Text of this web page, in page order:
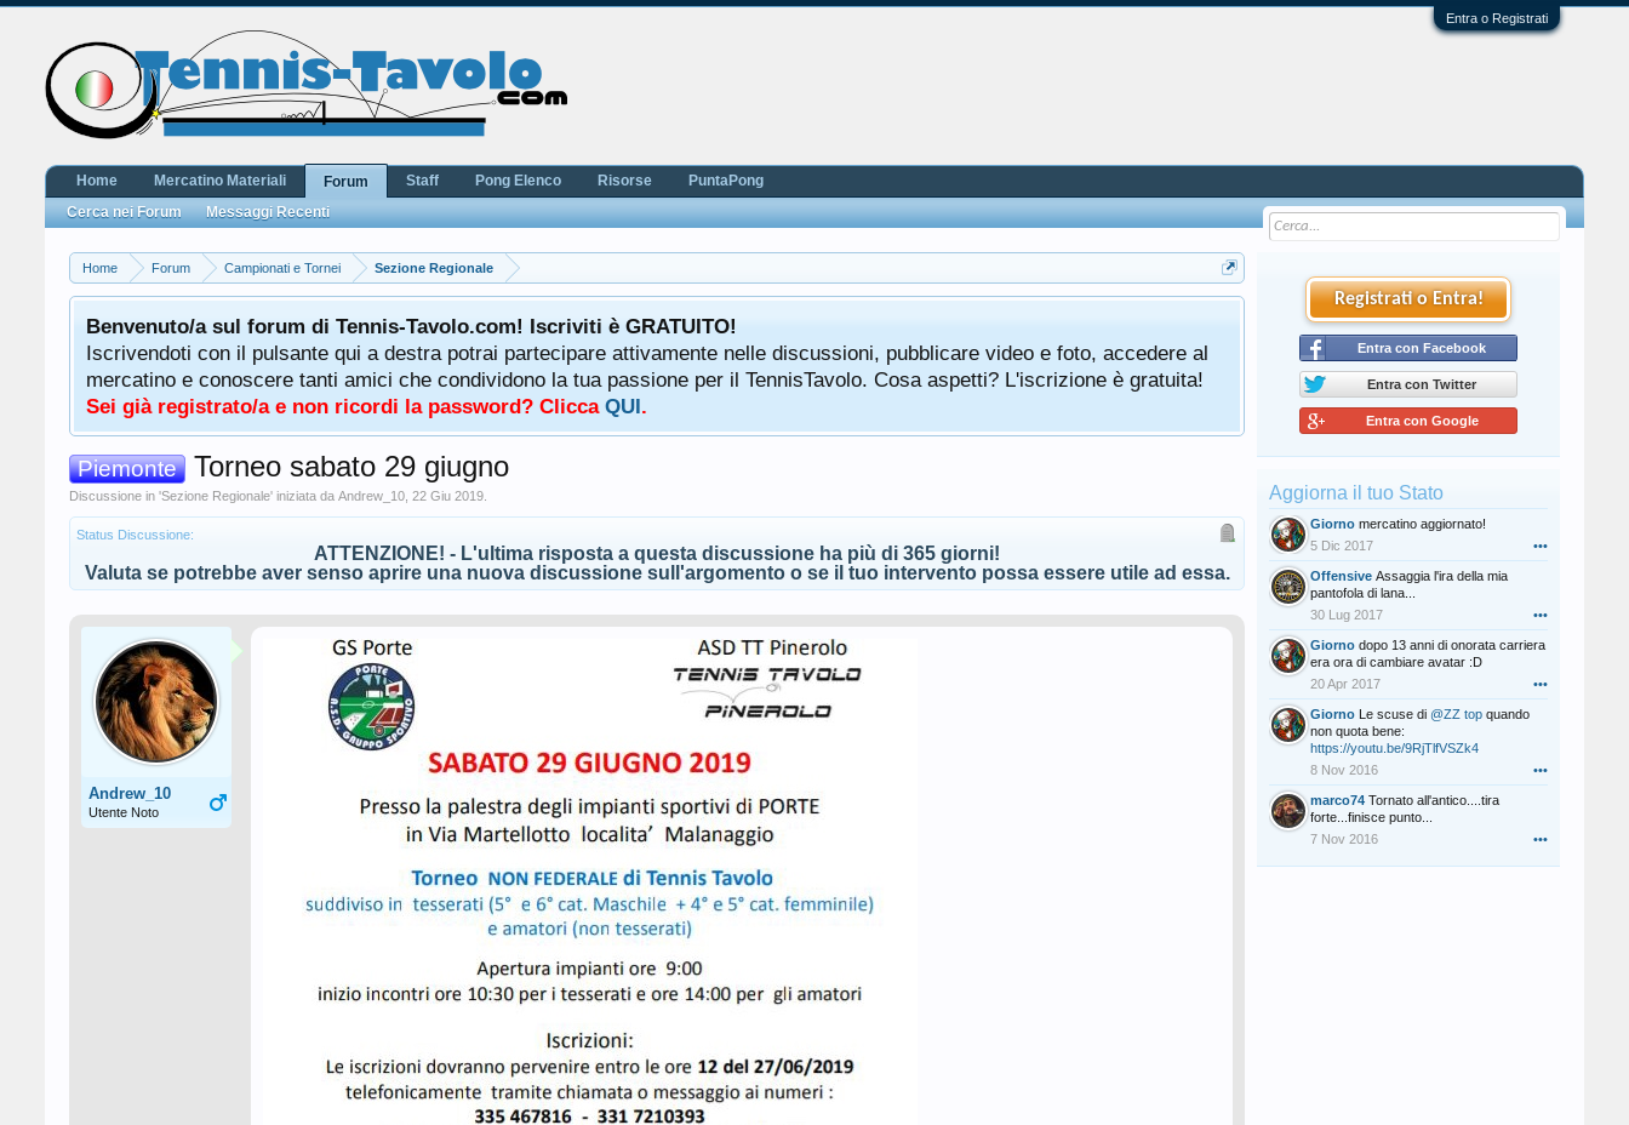
Entra o Registrati
Home Forum Campionati e Tornei Sezione Regionale
Benvenuto/a sul forum di Tennis-Tavolo.com! Iscriviti è GRATUITO!
Iscrivendoti con il pulsante qui a destra potrai partecipare attivamente nelle discussioni, pubblicare video e foto, accedere al
mercatino e conoscere tanti amici che condividono la tua passione per il TennisTavolo. Cosa aspetti? L'iscrizione è gratuita!
Sei già registrato/a e non ricordi la password? Clicca QUI.
Piemonte Torneo sabato 29 giugno
Discussione in 'Sezione Regionale' iniziata da Andrew_10 22 Giu 2019
Status Discussione:
ATTENZIONE! - L'ultima risposta a questa discussione ha più di 365 giorni!
Valuta se potrebbe aver senso aprire una nuova discussione sull'argomento o se il tuo intervento possa essere utile ad essa.
Andrew_10
Utente Noto
Registrati o Entra!
Entra con Facebook
Entra con Twitter
Entra con Google
Aggiorna il tuo Stato
Giorno mercatino aggiornato!
5 Dic 2017
•••
Offensive Assaggia l'ira della mia
pantofola di lana...
30 Lug 2017
•••
Giorno dopo 13 anni di onorata carriera
era ora di cambiare avatar :D
20 Apr 2017
•••
Giorno Le scuse di @ZZ top quando
non quota bene:
https://youtu.be/9RjTlfVSZk4
8 Nov 2016
•••
marco74 Tornato all'antico....tira
forte...finisce punto...
7 Nov 2016
•••
Home Mercatino Materiali
Forum
Cerca nei Forum
Messaggi Recenti
Staff Pong Elenco Risorse PuntaPong